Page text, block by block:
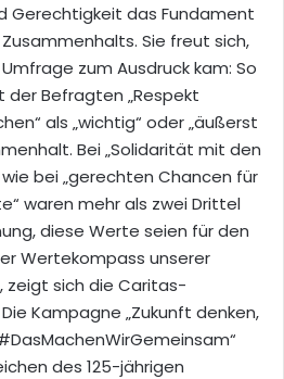
Gerechtigkeit das Fundament
Sie freut sich,
zum Ausdruck kam: So
Befragten „Respekt
als „wichtig“ oder „äußerst
Bei „Solidarität mit den
bei „gerechten Chancen für
waren mehr als zwei Drittel
diese Werte seien für den
Wertekompass unserer
zeigt sich die Caritas-
Kampagne „Zukunft denken,
des 125-jährigen